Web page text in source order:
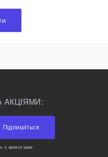
АКЦІЯМИ:
Підпишіться
з вимогами